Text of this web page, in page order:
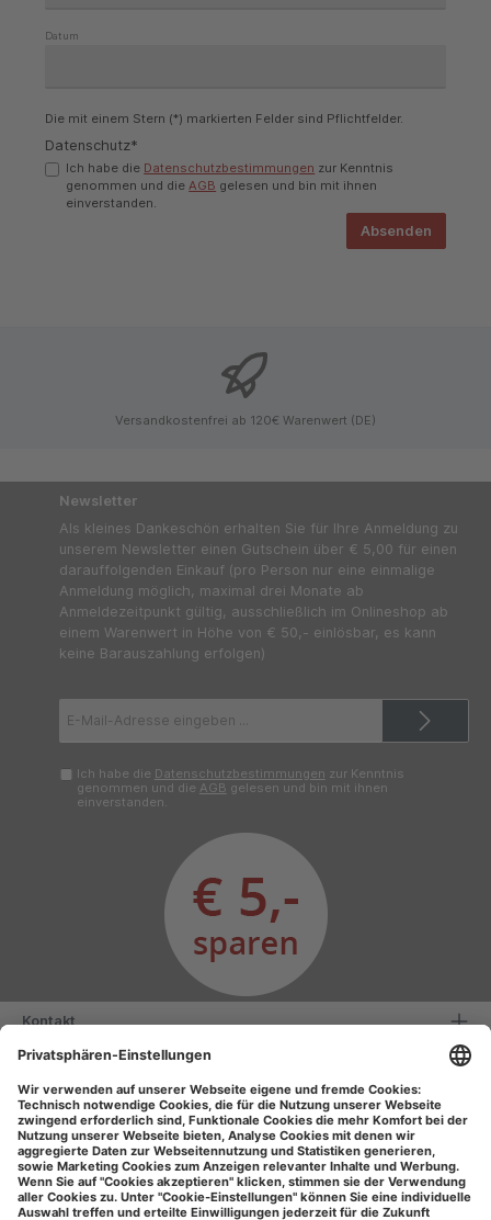
Datum
Die mit einem Stern (*) markierten Felder sind Pflichtfelder.
Datenschutz*
Ich habe die Datenschutzbestimmungen zur Kenntnis
genommen und die AGB gelesen und bin mit ihnen
einverstanden.
Absenden
Versandkostenfrei ab 120€ Warenwert (DE)
Newsletter
Als kleines Dankeschön erhalten Sie für Ihre Anmeldung zu
unserem Newsletter einen Gutschein über € 5,00 für einen
darauffolgenden Einkauf (pro Person nur eine einmalige
Anmeldung möglich, maximal drei Monate ab
Anmeldezeitpunkt gültig, ausschließlich im Onlineshop ab
einem Warenwert in Höhe von € 50,- einlösbar, es kann
keine Barauszahlung erfolgen)
Mail-
Ich habe die Datenschutzbestimmungen zur Kenntnis
genommen und die AGB gelesen und bin mit ihnen
einverstanden.
Kontakt
Serviceinformationen
Informationen
Unsere Vorteile
Versandarten